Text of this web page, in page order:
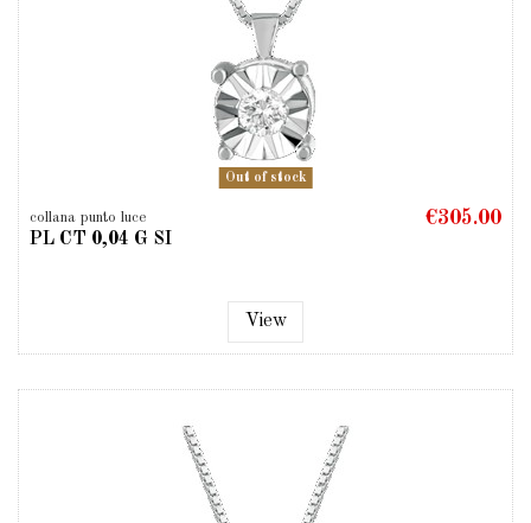
Out of stock
collana punto luce
PL CT 0,04 G SI
€305.00
View